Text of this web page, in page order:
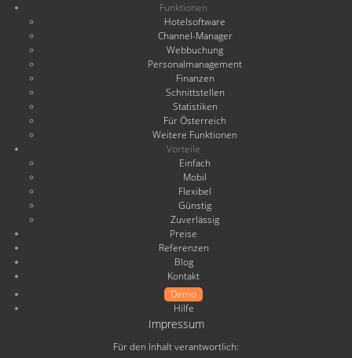
Funktionen
Hotelsoftware
Channel-Manager
Webbuchung
Personalmanagement
Finanzen
Schnittstellen
Statistiken
Für Österreich
Weitere Funktionen
Vorteile
Einfach
Mobil
Flexibel
Günstig
Zuverlässig
Preise
Referenzen
Blog
Kontakt
Demo
Hilfe
Impressum
Für den Inhalt verantwortlich: